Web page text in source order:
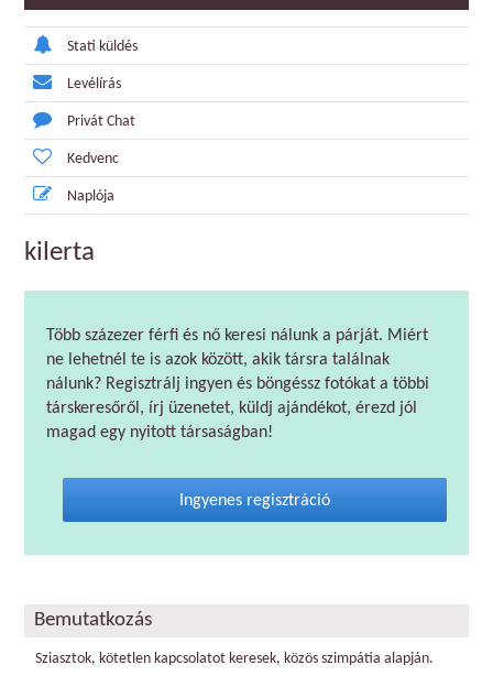
Stati küldés
Levélírás
Privát Chat
Kedvenc
Naplója
kilerta
Több százezer férfi és nő keresi nálunk a párját. Miért
ne lehetnél te is azok között, akik társra találnak
nálunk? Regisztrálj ingyen és böngéssz fotókat a többi
társkeresőről, írj üzenetet, küldj ajándékot, érezd jól
magad egy nyitott társaságban!
Ingyenes regisztráció
Bemutatkozás
Sziasztok, kötetlen kapcsolatot keresek, közös szimpátia alapján.